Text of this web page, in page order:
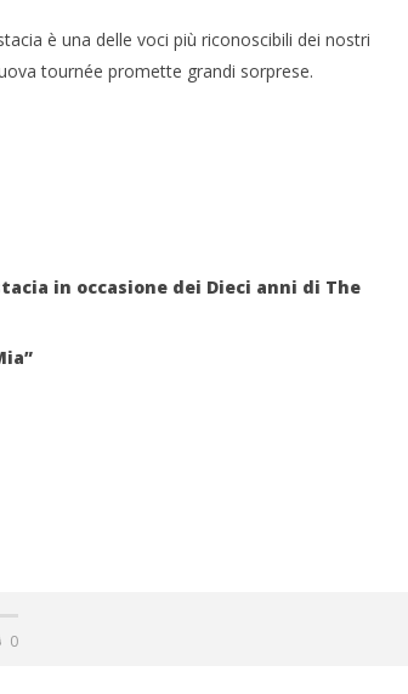
è una delle voci più riconoscibili dei nostri
tournée promette grandi sorprese.
in occasione dei Dieci anni di The
0